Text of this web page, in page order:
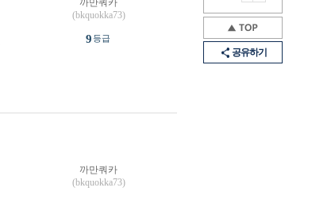
공유하기
까만쿼카
(bkquokka73)
9등급
까만쿼카
(bkquokka73)